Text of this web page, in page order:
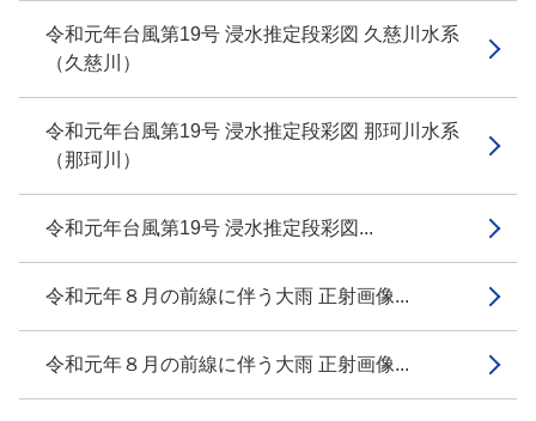
令和元年台風第19号 浸水推定段彩図 久慈川水系
（久慈川）
令和元年台風第19号 浸水推定段彩図 那珂川水系
（那珂川）
令和元年台風第19号 浸水推定段彩図...
令和元年８月の前線に伴う大雨 正射画像...
令和元年８月の前線に伴う大雨 正射画像...